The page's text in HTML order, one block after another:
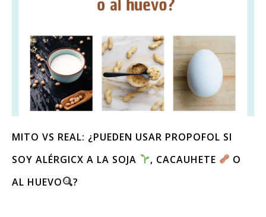
MITO VS REAL: ¿PUEDEN USAR PROPOFOL SI
SOY ALÉRGICX A LA SOJA
, CACAUHETE
O
AL HUEVO
?